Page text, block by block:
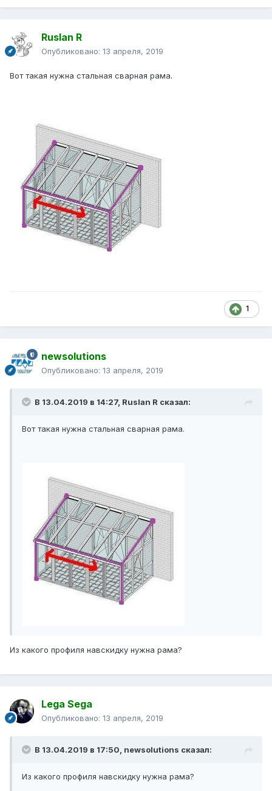
Ruslan R
Опубликовано: 13 апреля, 2019
Вот такая нужна стальная сварная рама.
1
newsolutions
Опубликовано: 13 апреля, 2019
В 13.04.2019 в 14:27, Ruslan R сказал:
Вот такая нужна стальная сварная рама.
Из какого профиля навскидку нужна рама?
Lega Sega
Опубликовано: 13 апреля, 2019
В 13.04.2019 в 17:50, newsolutions сказал:
Из какого профиля навскидку нужна рама?